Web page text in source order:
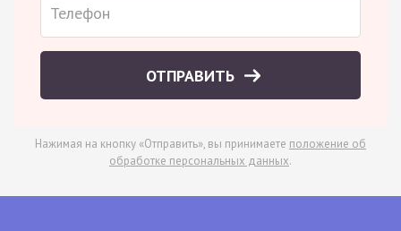
ОТПРАВИТЬ
Нажимая на кнопку «Отправить», вы принимаете положение об
обработке персональных данных.